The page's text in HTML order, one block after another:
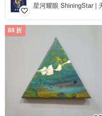
星河耀眼 ShiningStar |
88 折